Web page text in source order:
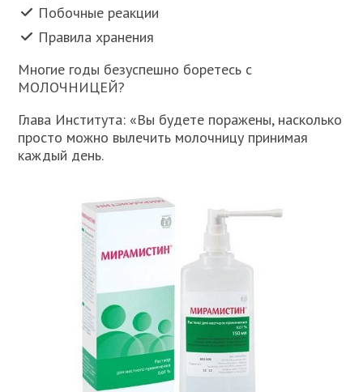
Побочные реакции
Правила хранения
Многие годы безуспешно боретесь с
МОЛОЧНИЦЕЙ?
Глава Института: «Вы будете поражены, насколько
просто можно вылечить молочницу принимая
каждый день.